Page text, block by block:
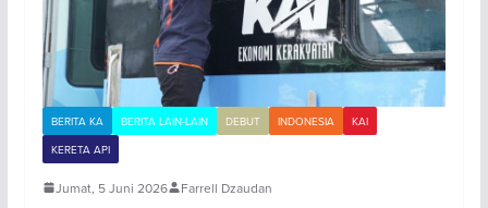
BERITA KA BERITA LAIN-LAIN DEBUT INDONESIA
KAI
KERETA API
Jumat, 5 Juni 2026 Farrell Dzaudan